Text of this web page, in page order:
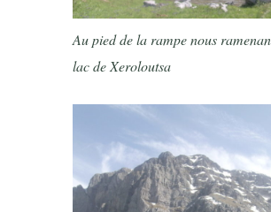
Au pied de la rampe nous
lac de Xeroloutsa